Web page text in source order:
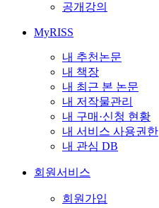
공개강의
MyRISS
내 추천논문
내 책장
내 최근 본 논문
내 저작물관리
내 구매·신청 현황
내 서비스 사용권한
내 관심 DB
회원서비스
회원가입